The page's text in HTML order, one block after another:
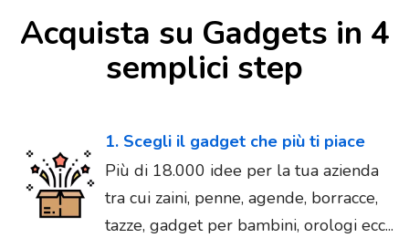
Acquista su Gadgets in 4
semplici step
1. Scegli il gadget che più ti piace
Più di 18.000 idee per la tua azienda
tra cui zaini, penne, agende, borracce,
tazze, gadget per bambini, orologi ecc...